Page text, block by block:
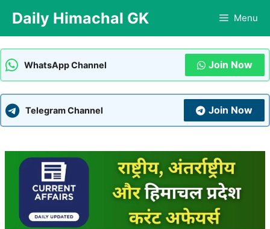
content
Daily Himachal GK Menu
WhatsApp Channel Join Now
Telegram Channel Join Now